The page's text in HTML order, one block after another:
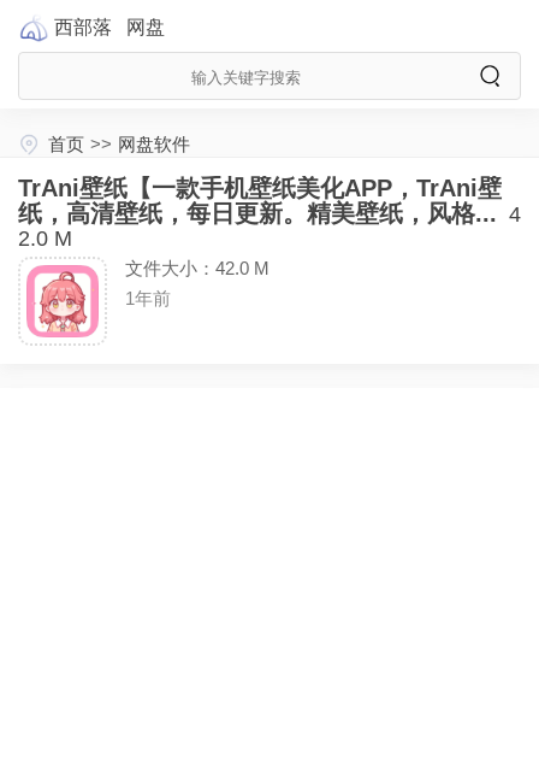
西部落 网盘
首页 >> 网盘软件
TrAni壁纸【一款手机壁纸美化APP，TrAni壁
纸，高清壁纸，每日更新。精美壁纸，风格... 4
2.0 M
文件大小：42.0 M
1年前